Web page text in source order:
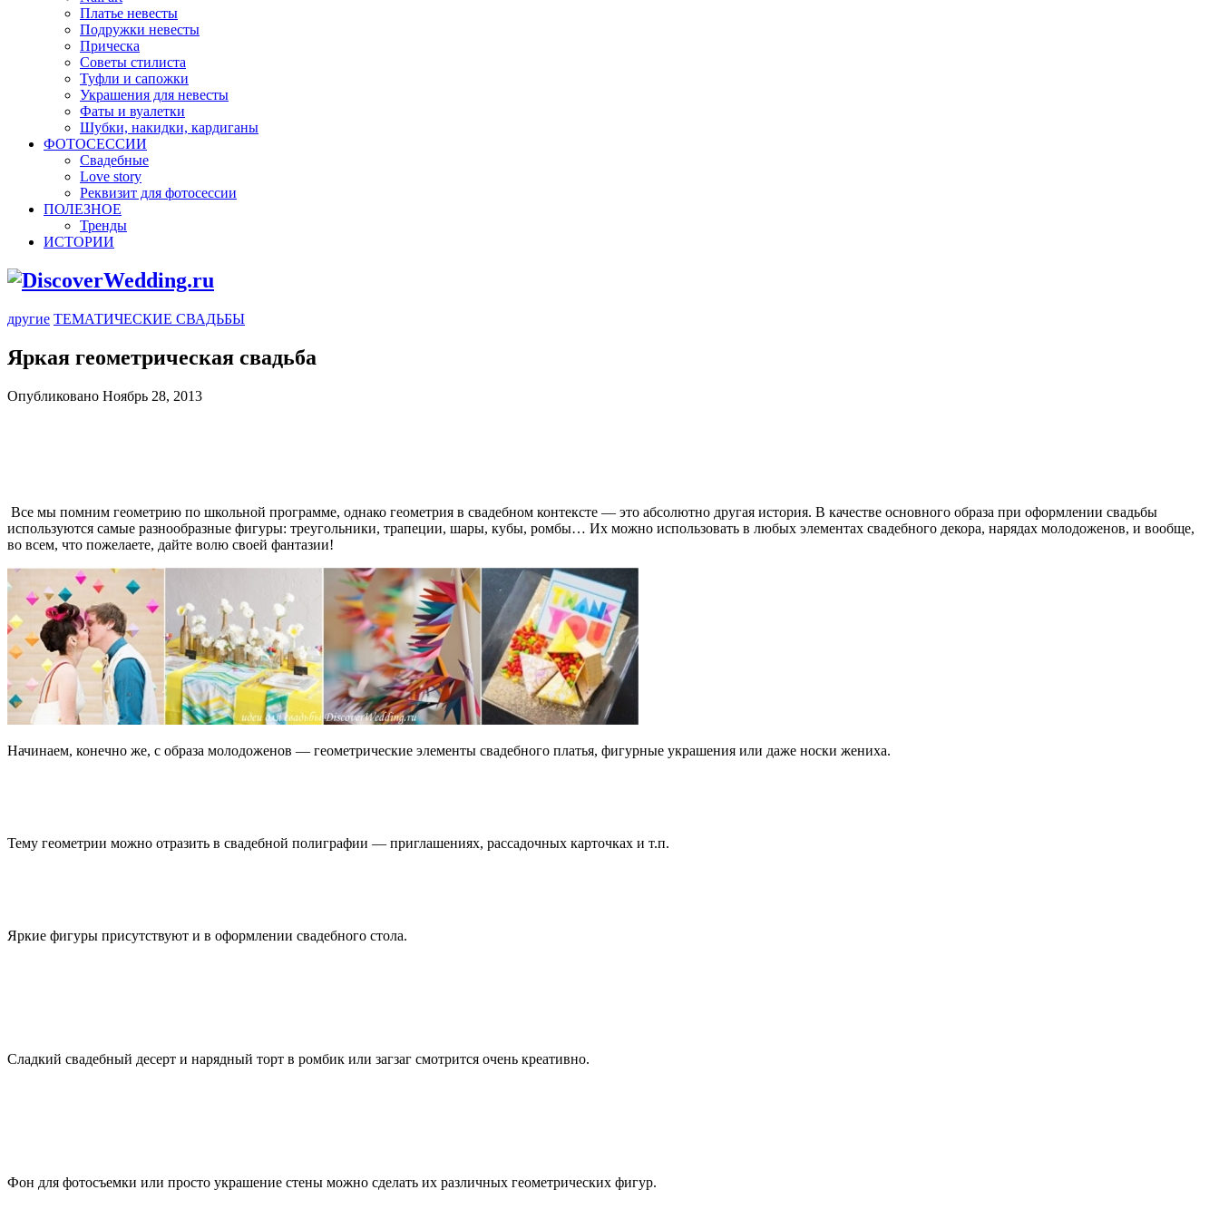
Платье невесты
Подружки невесты
Прическа
Советы стилиста
Туфли и сапожки
Украшения для невесты
Фаты и вуалетки
Шубки, накидки, кардиганы
ФОТОСЕССИИ
Свадебные
Love story
Реквизит для фотосессии
ПОЛЕЗНОЕ
Тренды
ИСТОРИИ
другие ТЕМАТИЧЕСКИЕ СВАДЬБЫ
Яркая геометрическая свадьба
Опубликовано Ноябрь 28, 2013
Все мы помним геометрию по школьной программе, однако геометрия в свадебном контексте — это абсолютно другая история. В качестве основного образа при оформлении свадьбы
используются самые разнообразные фигуры: треугольники, трапеции, шары, кубы, ромбы… Их можно использовать в любых элементах свадебного декора, нарядах молодоженов, и вообще,
во всем, что пожелаете, дайте волю своей фантазии!
Начинаем, конечно же, с образа молодоженов — геометрические элементы свадебного платья, фигурные украшения или даже носки жениха.
Тему геометрии можно отразить в свадебной полиграфии — приглашениях, рассадочных карточках и т.п.
Яркие фигуры присутствуют и в оформлении свадебного стола.
Сладкий свадебный десерт и нарядный торт в ромбик или загзаг смотрится очень креативно.
Фон для фотосъемки или просто украшение стены можно сделать их различных геометрических фигур.